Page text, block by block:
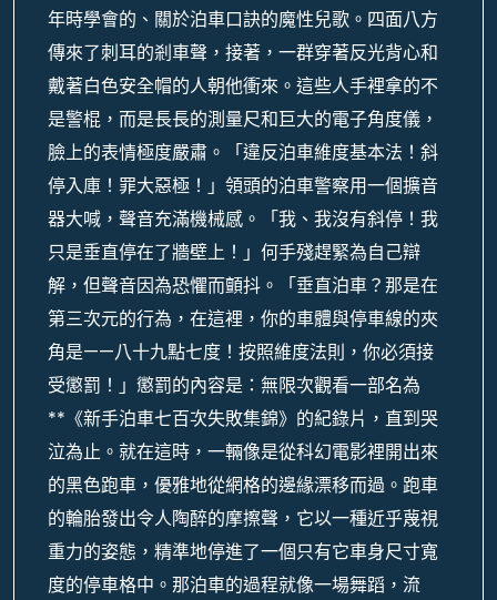
年時學會的、關於泊車口訣的魔性兒歌。四面八方
傳來了刺耳的剎車聲，接著，一群穿著反光背心和
戴著白色安全帽的人朝他衝來。這些人手裡拿的不
是警棍，而是長長的測量尺和巨大的電子角度儀，
臉上的表情極度嚴肅。「違反泊車維度基本法！斜
停入庫！罪大惡極！」領頭的泊車警察用一個擴音
器大喊，聲音充滿機械感。「我、我沒有斜停！我
只是垂直停在了牆壁上！」何手殘趕緊為自己辯
解，但聲音因為恐懼而顫抖。「垂直泊車？那是在
第三次元的行為，在這裡，你的車體與停車線的夾
角是——八十九點七度！按照維度法則，你必須接
受懲罰！」懲罰的內容是：無限次觀看一部名為
**《新手泊車七百次失敗集錦》的紀錄片，直到哭
泣為止。就在這時，一輛像是從科幻電影裡開出來
的黑色跑車，優雅地從網格的邊緣漂移而過。跑車
的輪胎發出令人陶醉的摩擦聲，它以一種近乎蔑視
重力的姿態，精準地停進了一個只有它車身尺寸寬
度的停車格中。那泊車的過程就像一場舞蹈，流